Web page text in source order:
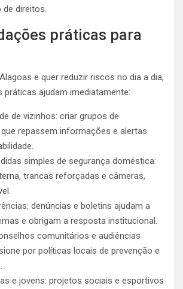
direitos.
práticas para
e quer reduzir riscos no dia a dia,
práticas ajudam imediatamente:
de vizinhos: criar grupos de
repassem informações e alertas
simples de segurança doméstica:
trancas reforçadas e câmeras,
denúncias e boletins ajudam a
e obrigam a resposta institucional.
comunitários e audiências
por políticas locais de prevenção e
e jovens: projetos sociais e esportivos